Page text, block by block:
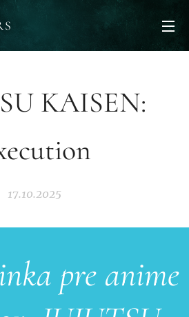
KAISEN:
17.10.2025
pre anime